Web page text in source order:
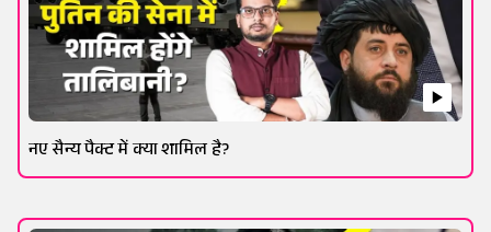
नए सैन्य पैक्ट में क्या शामिल है?